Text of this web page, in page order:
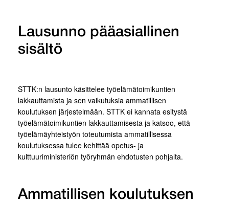
Lausunno pääasiallinen
sisältö
STTK:n lausunto käsittelee työelämätoimikuntien
lakkauttamista ja sen vaikutuksia ammatillisen
koulutuksen järjestelmään. STTK ei kannata esitystä
työelämätoimikuntien lakkauttamisesta ja katsoo, että
työelämäyhteistyön toteutumista ammatillisessa
koulutuksessa tulee kehittää opetus- ja
kulttuuriministeriön työryhmän ehdotusten pohjalta.
Ammatillisen koulutuksen